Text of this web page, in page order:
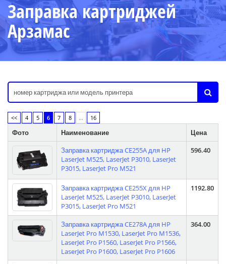
Заправка картриджей
Арзамас
<< 4 5 6 7 8 ... 16
Фото Наименование
Цена
Заправка картриджа CE255A для HP
LaserJet M525, LaserJet P3010, LaserJet
P3015, LaserJet Pro M521
596.40
Заправка картриджа CE255X для HP
LaserJet M525, LaserJet P3010, LaserJet
P3015, LaserJet Pro M521
1192.80
Заправка картриджа CE278A для HP
LaserJet Pro M1530, LaserJet Pro M1536,
LaserJet Pro P1560, LaserJet Pro P1566,
LaserJet Pro P1600, LaserJet Pro P1606
364.00